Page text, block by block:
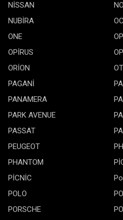
NİSSAN
NUBİRA
ONE
OPİRUS
ORİON
PAGANİ
PANAMERA
PARK AVENUE
PASSAT
PEUGEOT
PHANTOM
PİCNİC
POLO
PORSCHE